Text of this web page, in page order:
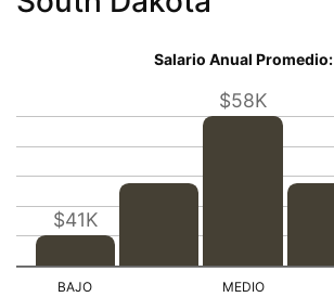
Salario Anual Promedio:
$41K
$58K